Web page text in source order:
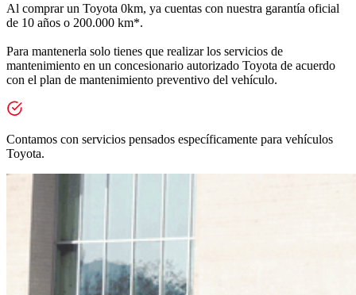
Al comprar un Toyota 0km, ya cuentas con nuestra garantía oficial
de 10 años o 200.000 km*.
Para mantenerla solo tienes que realizar los servicios de
mantenimiento en un concesionario autorizado Toyota de acuerdo
con el plan de mantenimiento preventivo del vehículo.
Contamos con servicios pensados específicamente para vehículos
Toyota.